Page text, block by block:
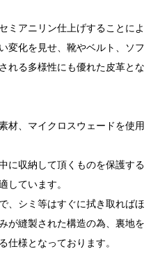
ミアニリン仕上げすることによ
変化を見せ、靴やベルト、ソフ
れる多様性にも優れた皮革とな
材、マイクロスウェードを使用
に収納して頂くものを保護する
しています。
、シミ等はすぐに拭き取ればほ
が縫製された構造の為、裏地を
仕様となっております。